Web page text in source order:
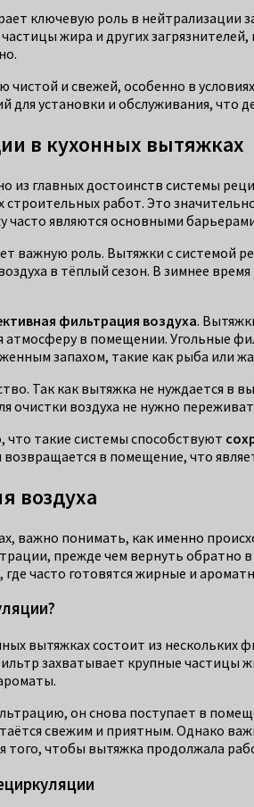
ключевую роль в нейтрализации
жира и других
чистой и свежей, особенно в
для установки и обслуживания,
в кухонных вытяжках
из главных достоинств системы
работ. Это
часто являются основными
важную роль. Вытяжки с системой
в тёплый сезон. В зимнее
фильтрация воздуха.
атмосферу в помещении. Угольные
запахом, такие как рыба или
Так как вытяжка не нуждается в
очистки воздуха не нужно
что такие системы способствуют
возвращается в помещение, что
воздуха
важно понимать, как именно
прежде чем вернуть
часто готовятся жирные и
вытяжках состоит из
захватывает крупные частицы
он снова поступает в
свежим и приятным. Однако
того, чтобы вытяжка продолжала